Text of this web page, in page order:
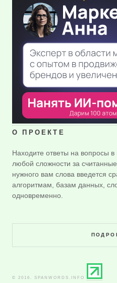
О ПРОЕКТЕ
Находите ответы на вопросы в
любой сложности за
нужного вам слова введется
алгоритмам, базам данных,
одновременно.
© 2016. SPANWORDS.INFO